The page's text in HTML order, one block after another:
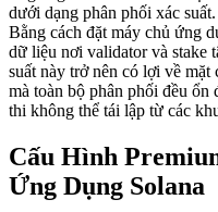
dưới dạng phân phối xác suất.
Bằng cách đặt máy chủ ứng
dữ liệu nơi validator và stake
suất này trở nên có lợi về
mà toàn bộ phân phối đều
thi không thể tái lập từ các
Cấu Hình
Ứng Dụng Solana